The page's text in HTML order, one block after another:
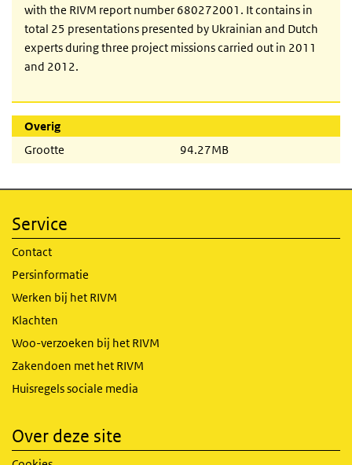
with the RIVM report number 680272001. It contains in
total 25 presentations presented by Ukrainian and Dutch
experts during three project missions carried out in 2011
and 2012.
Overig
Grootte
94.27MB
Service
Contact
Persinformatie
Werken bij het RIVM
Klachten
Woo-verzoeken bij het RIVM
Zakendoen met het RIVM
Huisregels sociale media
Over deze site